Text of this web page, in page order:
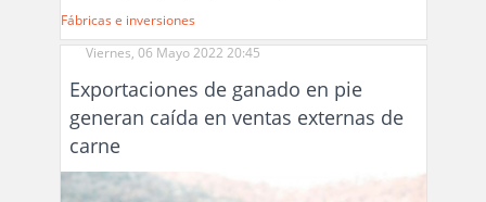
Fábricas e inversiones
Viernes, 06 Mayo 2022 20:45
Exportaciones de ganado en pie
generan caída en ventas externas de
carne